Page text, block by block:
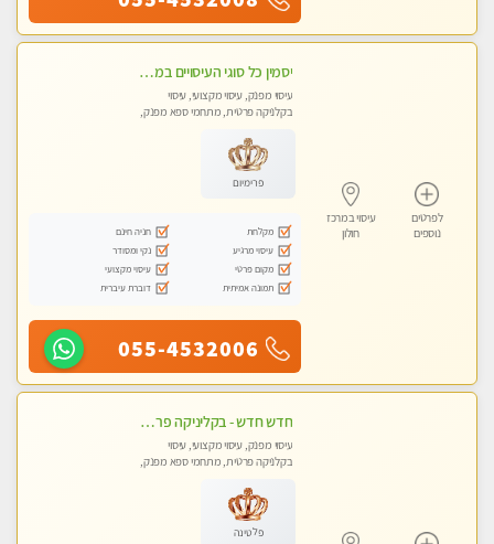
לפרטים
נוספים
עיסוי במרכז
חולון
יסמין כל סוגי העיסויים במקום הכי מושלם בעיר בת ים . highly recommended..new in the city
עיסוי מפנק, עיסוי מקצועי, עיסוי
בקלניקה פרטית, מתחמי ספא מפנק,
פרימיום
מקלחת
חניה חינם
עיסוי מרגיע
נקי ומסודר
מקום פרטי
עיסוי מקצועי
תמונה אמיתית
דוברת עיברית
055-4532006
חדש חדש - בקליניקה פרטית בחולון עיסוי לחידוש אנרגיות עיסוי חלומי מומלץ מאוד-ללא מין! highly recommended new in the city
עיסוי מפנק, עיסוי מקצועי, עיסוי
בקלניקה פרטית, מתחמי ספא מפנק,
פלטינה